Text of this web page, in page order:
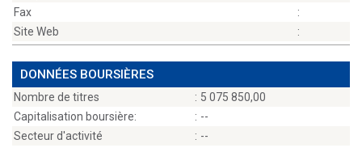
Fax
:
Site Web
:
DONNÉES BOURSIÈRES
Nombre de titres : 5 075 850,00
Capitalisation boursière:
: --
Secteur d'activité
: --